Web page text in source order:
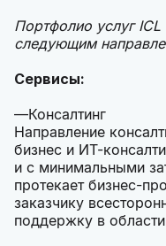
Портфолио услуг
следующим
Сервисы:
Консалтинг
Направление
бизнес и ИТ-
и с минимальными
протекает бизнес-
заказчику
поддержку в